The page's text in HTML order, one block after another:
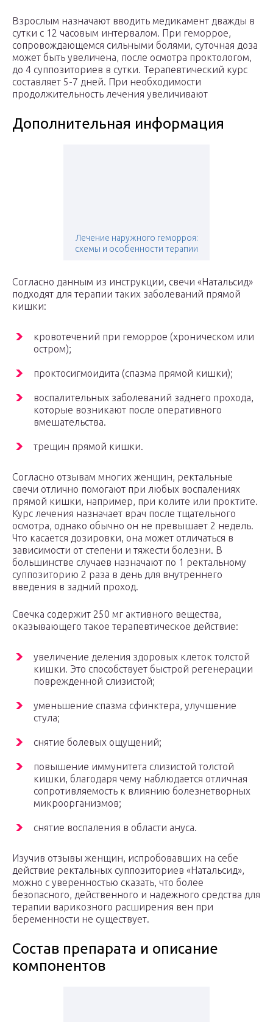
Взрослым назначают вводить медикамент дважды в
сутки с 12 часовым интервалом. При геморрое,
сопровождающемся сильными болями, суточная доза
может быть увеличена, после осмотра проктологом,
до 4 суппозиториев в сутки. Терапевтический курс
составляет 5-7 дней. При необходимости
продолжительность лечения увеличивают
Дополнительная информация
Лечение наружного геморроя:
схемы и особенности терапии
Согласно данным из инструкции, свечи «Натальсид»
подходят для терапии таких заболеваний прямой
кишки:
кровотечений при геморрое (хроническом или
остром);
проктосигмоидита (спазма прямой кишки);
воспалительных заболеваний заднего прохода,
которые возникают после оперативного
вмешательства.
трещин прямой кишки.
Согласно отзывам многих женщин, ректальные
свечи отлично помогают при любых воспалениях
прямой кишки, например, при колите или проктите.
Курс лечения назначает врач после тщательного
осмотра, однако обычно он не превышает 2 недель.
Что касается дозировки, она может отличаться в
зависимости от степени и тяжести болезни. В
большинстве случаев назначают по 1 ректальному
суппозиторию 2 раза в день для внутреннего
введения в задний проход.
Свечка содержит 250 мг активного вещества,
оказывающего такое терапевтическое действие:
увеличение деления здоровых клеток толстой
кишки. Это способствует быстрой регенерации
поврежденной слизистой;
уменьшение спазма сфинктера, улучшение
стула;
снятие болевых ощущений;
повышение иммунитета слизистой толстой
кишки, благодаря чему наблюдается отличная
сопротивляемость к влиянию болезнетворных
микроорганизмов;
снятие воспаления в области ануса.
Изучив отзывы женщин, испробовавших на себе
действие ректальных суппозиториев «Натальсид»,
можно с уверенностью сказать, что более
безопасного, действенного и надежного средства для
терапии варикозного расширения вен при
беременности не существует.
Состав препарата и описание
компонентов